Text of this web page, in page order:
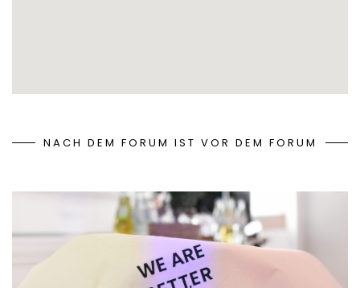
NACH DEM FORUM IST VOR DEM FORUM